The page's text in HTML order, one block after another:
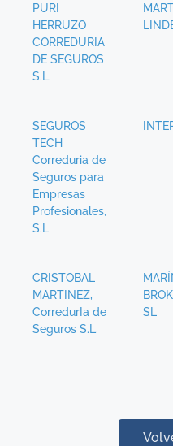
PURI
HERRUZO
CORREDURIA
DE SEGUROS
S.L.
SEGUROS
TECH
Correduria de
Seguros para
Empresas
Profesionales,
S.L
CRISTOBAL
MARTINEZ,
CorredurIa de
Seguros S.L.
SL